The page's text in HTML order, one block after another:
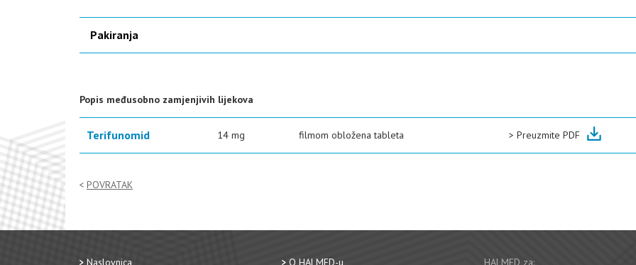
Pakiranja
Popis međusobno zamjenjivih lijekova
Terifunomid 14 mg filmom obložena tableta > Preuzmite PDF
POVRATAK
Naslovnica O HALMED-u HALMED za: